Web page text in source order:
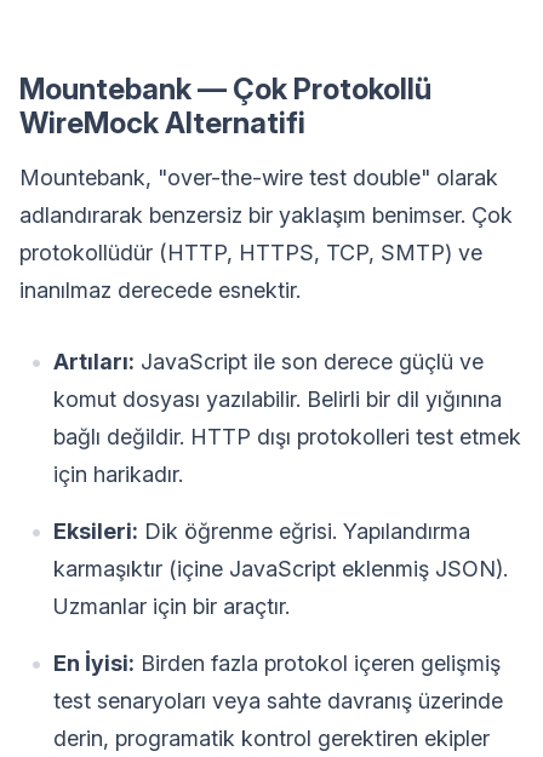
Mountebank — Çok Protokollü
WireMock Alternatifi
Mountebank, "over-the-wire test double" olarak
adlandırarak benzersiz bir yaklaşım benimser. Çok
protokollüdür (HTTP, HTTPS, TCP, SMTP) ve
inanılmaz derecede esnektir.
Artıları: JavaScript ile son derece güçlü ve
komut dosyası yazılabilir. Belirli bir dil yığınına
bağlı değildir. HTTP dışı protokolleri test etmek
için harikadır.
Eksileri: Dik öğrenme eğrisi. Yapılandırma
karmaşıktır (içine JavaScript eklenmiş JSON).
Uzmanlar için bir araçtır.
En İyisi: Birden fazla protokol içeren gelişmiş
test senaryoları veya sahte davranış üzerinde
derin, programatik kontrol gerektiren ekipler